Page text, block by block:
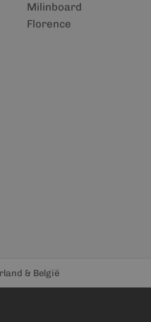
Milinboard
Florence
& België